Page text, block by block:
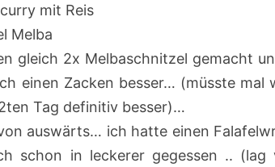
mit Reis
Melba
gleich 2x Melbaschnitzel gemacht
einen Zacken besser… (müsste mal
Tag definitiv besser)…
auswärts… ich hatte einen
schon in leckerer gegessen .. (lag